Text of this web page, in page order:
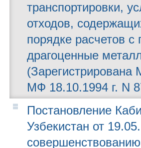
транспортировки,
отходов,
порядке расчетов
драгоценные
МФ 18.10.1994 г. N
Постановление
Узбекистан от